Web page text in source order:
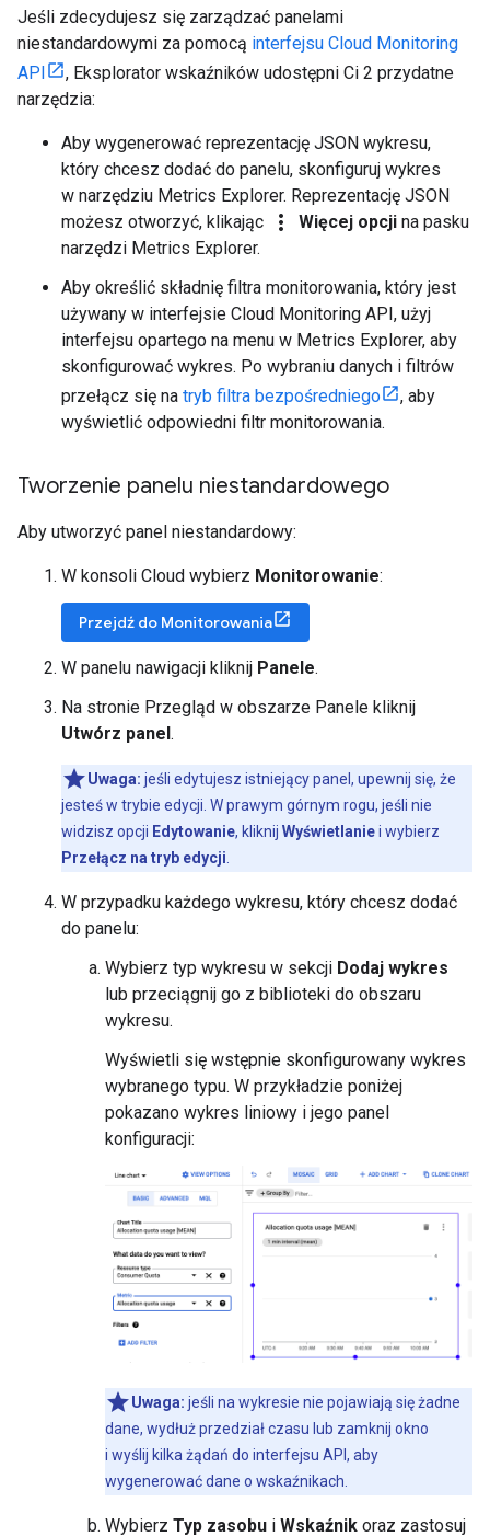
Jeśli zdecydujesz się zarządzać panelami
niestandardowymi za pomocą interfejsu Cloud Monitoring
API
, Eksplorator wskaźników udostępni Ci 2 przydatne
narzędzia:
Aby wygenerować reprezentację JSON wykresu,
który chcesz dodać do panelu, skonfiguruj wykres
w narzędziu Metrics Explorer. Reprezentację JSON
możesz otworzyć, klikając
more_vert Więcej opcji na pasku
narzędzi Metrics Explorer.
Aby określić składnię filtra monitorowania, który jest
używany w interfejsie Cloud Monitoring API, użyj
interfejsu opartego na menu w Metrics Explorer, aby
skonfigurować wykres. Po wybraniu danych i filtrów
przełącz się na tryb filtra bezpośredniego
, aby
wyświetlić odpowiedni filtr monitorowania.
Tworzenie panelu niestandardowego
Aby utworzyć panel niestandardowy:
W konsoli Cloud wybierz Monitorowanie:
Przejdź do Monitorowania
W panelu nawigacji kliknij Panele.
Na stronie Przegląd w obszarze Panele kliknij
Utwórz panel.
Uwaga: jeśli edytujesz istniejący panel, upewnij się, że
jesteś w trybie edycji. W prawym górnym rogu, jeśli nie
widzisz opcji Edytowanie, kliknij Wyświetlaniei wybierz
Przełącz na tryb edycji
W przypadku każdego wykresu, który chcesz dodać
do panelu:
Wybierz typ wykresu w sekcji Dodaj wykres
lub przeciągnij go z biblioteki do obszaru
wykresu.
Wyświetli się wstępnie skonfigurowany wykres
wybranego typu. W przykładzie poniżej
pokazano wykres liniowy i jego panel
konfiguracji:
Uwaga: jeśli na wykresie nie pojawiają się żadne
dane, wydłuż przedział czasu lub zamknij okno
i wyślij kilka żądań do interfejsu API, aby
wygenerować dane o wskaźnikach.
Wybierz Typ zasobu i Wskaźnik oraz zastosuj